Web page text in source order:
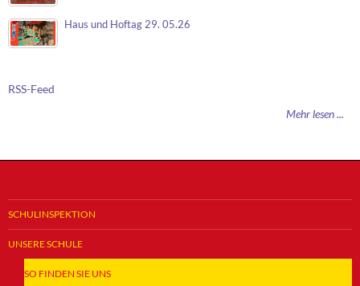
Haus und Hoftag 29. 05.26
RSS-Feed
Mehr lesen ...
SCHULINSPEKTION
UNSERE SCHULE
SO FINDEN SIE UNS